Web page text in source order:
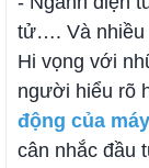
tử…. Và nhiều
Hi vọng với
người hiểu rõ
động của
cân nhắc đầu